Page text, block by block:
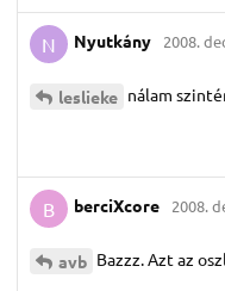
N Nyutkány 2008.
leslieke nálam
B berciXcore 2008.
avb Bazzz. Azt az